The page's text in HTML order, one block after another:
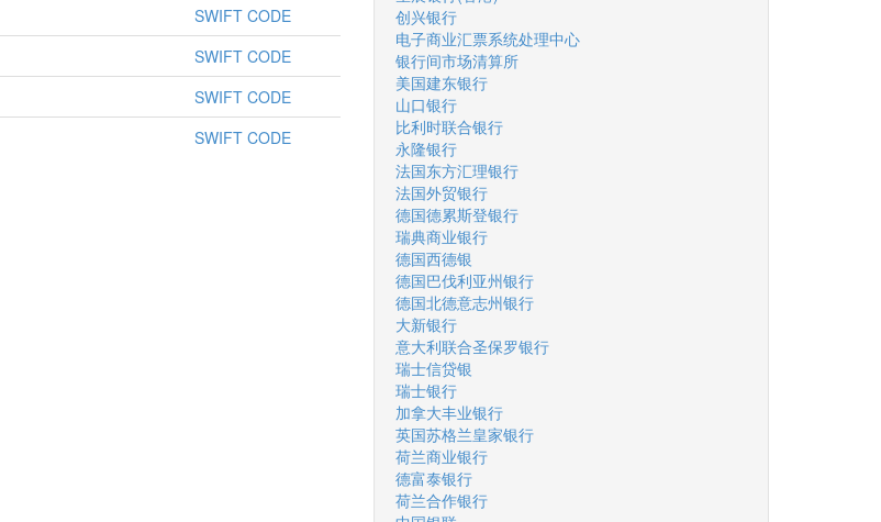
SWIFT CODE
SWIFT CODE
SWIFT CODE
SWIFT CODE
创兴银行
电子商业汇票系统处理中心
银行间市场清算所
美国建东银行
山口银行
比利时联合银行
永隆银行
法国东方汇理银行
法国外贸银行
德国德累斯登银行
瑞典商业银行
德国西德银
德国巴伐利亚州银行
德国北德意志州银行
大新银行
意大利联合圣保罗银行
瑞士信贷银
瑞士银行
加拿大丰业银行
英国苏格兰皇家银行
荷兰商业银行
德富泰银行
荷兰合作银行